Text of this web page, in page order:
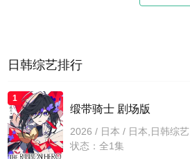
日韩综艺排行
1
缎带骑士 剧场版
2026 / 日本 / 日本,日韩综艺
状态：全1集